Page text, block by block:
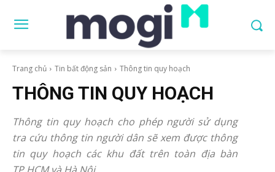
Trang chủ Tin bất động sản Thông tin quy hoạch
THÔNG TIN QUY HOẠCH
Thông tin quy hoạch cho phép người sử dụng
tra cứu thông tin người dân sẽ xem được thông
tin quy hoạch các khu đất trên toàn địa bàn